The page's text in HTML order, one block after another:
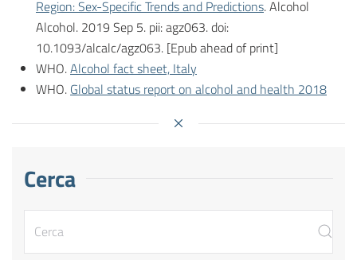
Region: Sex-Specific Trends and Predictions. Alcohol
Alcohol. 2019 Sep 5. pii: agz063. doi:
10.1093/alcalc/agz063. [Epub ahead of print]
WHO.Alcohol fact sheet, Italy
WHO. Global status report on alcohol and health 2018
Cerca